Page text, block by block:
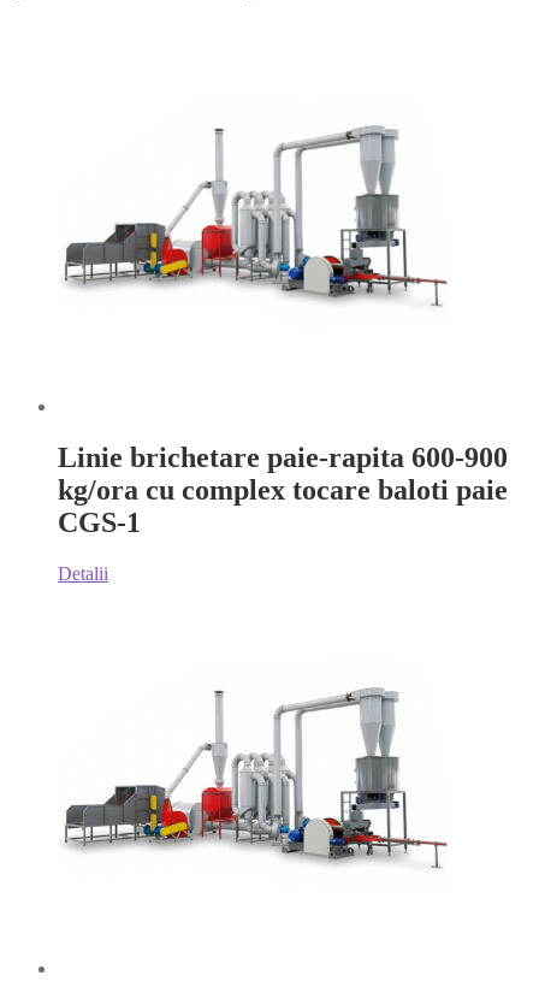
Linie brichetare paie-rapita 600-900
kg/ora cu complex tocare baloti paie
CGS-1
Detalii